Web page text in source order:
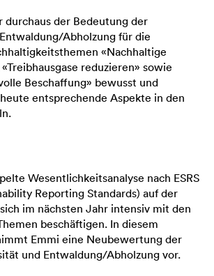
durchaus der Bedeutung der
Abholzung für die
«Nachhaltige
reduzieren» sowie
Beschaffung» bewusst und
entsprechende Aspekte in den
Wesentlichkeitsanalyse nach ESRS
Reporting Standards) auf der
im nächsten Jahr intensiv mit den
beschäftigen. In diesem
Emmi eine Neubewertung der
und Entwaldung/Abholzung vor.